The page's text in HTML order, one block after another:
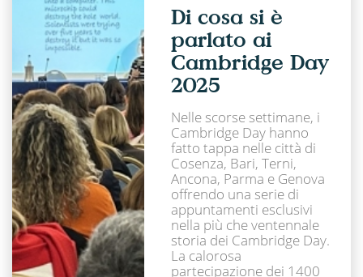
Di cosa si è
parlato ai
Cambridge Day
2025
Nelle scorse settimane, i
Cambridge Day hanno
fatto tappa nelle città di
Cosenza, Bari, Terni,
Ancona, Parma e Genova
offrendo una serie di
appuntamenti esclusivi
nella più che ventennale
storia dei Cambridge Day.
La calorosa
partecipazione dei 1400